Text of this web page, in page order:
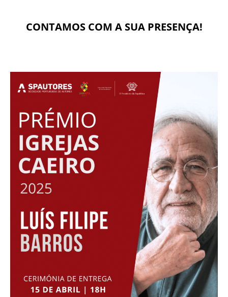
CONTAMOS COM A SUA PRESENÇA!